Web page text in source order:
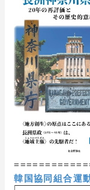
韓国協同組合運